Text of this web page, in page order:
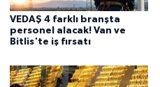
VEDAŞ 4 farklı branşta
personel alacak! Van ve
Bitlis'te iş fırsatı